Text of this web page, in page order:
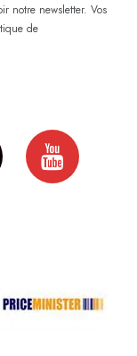
notre newsletter. Vos
de